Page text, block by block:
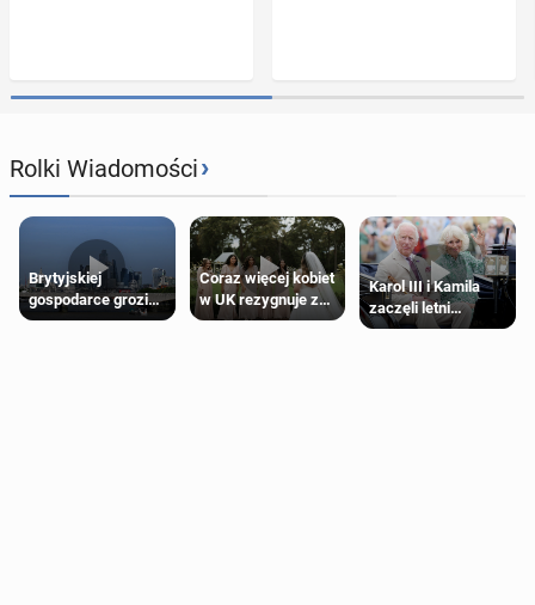
Rolki Wiadomości›
Brytyjskiej
gospodarce grozi
recesja, jeśli
Coraz więcej kobiet
w UK rezygnuje z
roli druhny na
Karol III i Kamila
zaczęli letni
odpoczynek po